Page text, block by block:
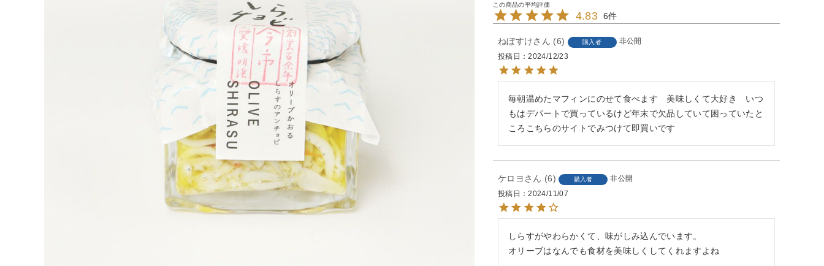
4.83 6
ねぼすけ 6 購入者
非公開
投稿日
2024/12/23
毎朝温めたマフィンにのせて食べます　美味しくて大好き　いつ
もはデパートで買っているけど年末で欠品していて困っていたと
ころこちらのサイトでみつけて即買いです
ケロヨ 6 購入者
非公開
投稿日
2024/11/07
しらすがやわらかくて、味がしみ込んでいます。
オリーブはなんでも食材を美味しくしてくれますよね